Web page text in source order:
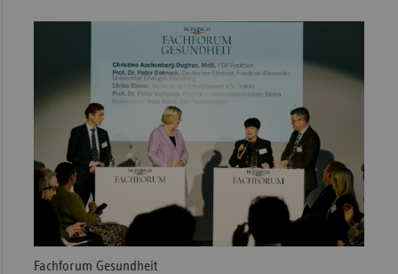
Fachforum Gesundheit